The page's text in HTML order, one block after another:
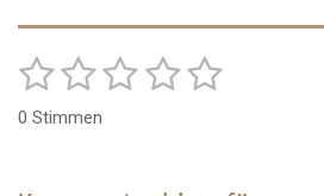
B
w
1
S
2
S
3
S
4 5
B
0 Stimmen